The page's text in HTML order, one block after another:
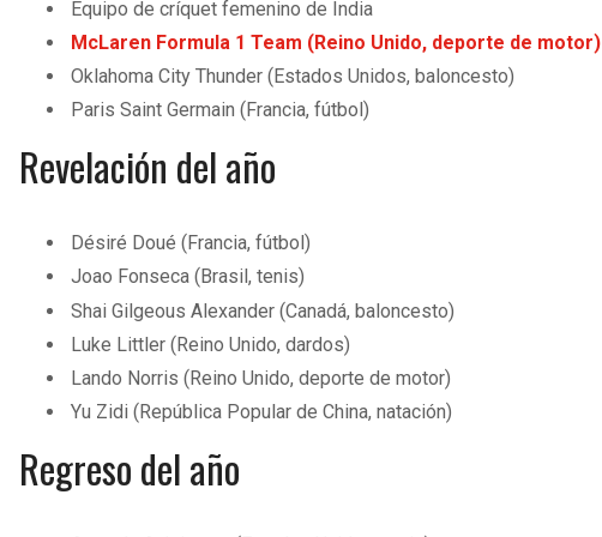
Equipo de críquet femenino de India
McLaren Formula 1 Team (Reino Unido, deporte de motor)
Oklahoma City Thunder (Estados Unidos, baloncesto)
Paris Saint Germain (Francia, fútbol)
Revelación del año
Désiré Doué (Francia, fútbol)
Joao Fonseca (Brasil, tenis)
Shai Gilgeous Alexander (Canadá, baloncesto)
Luke Littler (Reino Unido, dardos)
Lando Norris (Reino Unido, deporte de motor)
Yu Zidi (República Popular de China, natación)
Regreso del año